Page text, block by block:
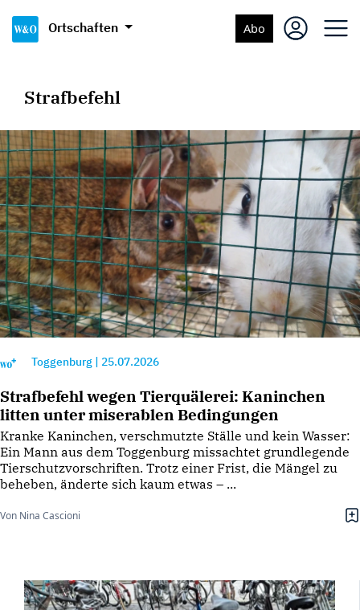
Ortschaften Abo
Strafbefehl
Toggenburg 25.07.2026
Strafbefehl wegen Tierquälerei: Kaninchen
litten unter miserablen Bedingungen
Kranke Kaninchen, verschmutzte Ställe und kein Wasser:
Ein Mann aus dem Toggenburg missachtet grundlegende
Tierschutzvorschriften. Trotz einer Frist, die Mängel zu
beheben, änderte sich kaum etwas – ...
Von Nina Cascioni